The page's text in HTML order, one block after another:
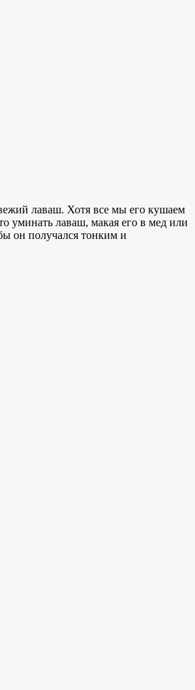
лаваш. Хотя все мы его кушаем
уминать лаваш, макая его в мед или
он получался тонким и